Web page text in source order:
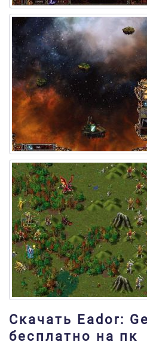
Скачать Eador:
бесплатно на пк